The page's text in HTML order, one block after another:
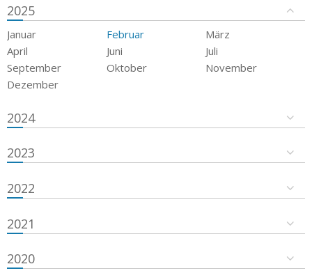
2025
Januar Februar
März
April
Juni
Juli
September
Oktober
November
Dezember
2024
2023
2022
2021
2020